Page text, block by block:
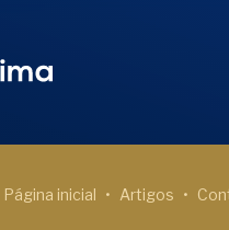
Página inicial Artigos